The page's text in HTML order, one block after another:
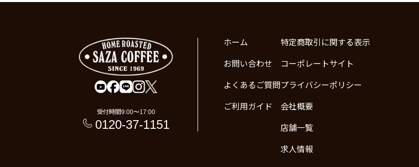
受付時間9:00〜17:00
0120-37-1151
ホーム
お問い合わせ
よくあるご質問
ご利用ガイド
特定商取引に関する表示
コーポレートサイト
プライバシーポリシー
会社概要
店舗一覧
求人情報